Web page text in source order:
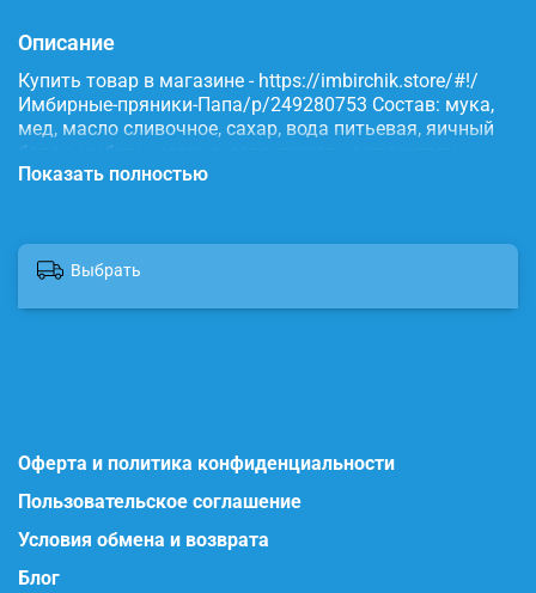
Описание
Купить товар в магазине - https://imbirchik.store/#!/
Имбирные-пряники-Папа/p/249280753 Состав: мука,
мед, масло сливочное, сахар, вода питьевая, яичный
белок, имбирь, корица, сода, пищевые красители.
Показать полностью
Выбрать
Оферта и политика конфиденциальности
Пользовательское соглашение
Условия обмена и возврата
Блог